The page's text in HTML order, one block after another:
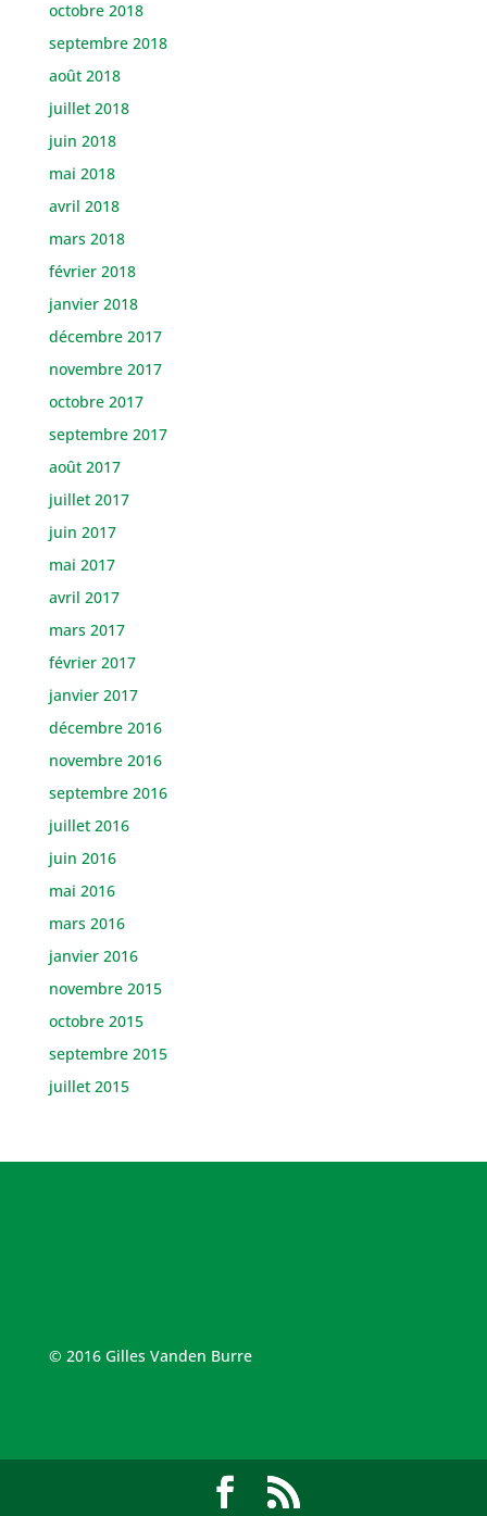
octobre 2018
septembre 2018
août 2018
juillet 2018
juin 2018
mai 2018
avril 2018
mars 2018
février 2018
janvier 2018
décembre 2017
novembre 2017
octobre 2017
septembre 2017
août 2017
juillet 2017
juin 2017
mai 2017
avril 2017
mars 2017
février 2017
janvier 2017
décembre 2016
novembre 2016
septembre 2016
juillet 2016
juin 2016
mai 2016
mars 2016
janvier 2016
novembre 2015
octobre 2015
septembre 2015
juillet 2015
© 2016 Gilles Vanden Burre